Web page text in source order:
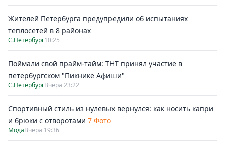
Жителей Петербурга предупредили об испытаниях
теплосетей в 8 районах
С.Петербург10:25
Поймали свой прайм-тайм: ТНТ принял участие в
петербургском "Пикнике Афиши"
С.ПетербургВчера 23:22
Спортивный стиль из нулевых вернулся: как носить капри
и брюки с отворотами 7 Фото
МодаВчера 19:36